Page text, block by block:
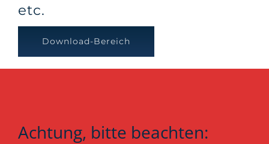
etc.
Download-Bereich
Achtung, bitte beachten: